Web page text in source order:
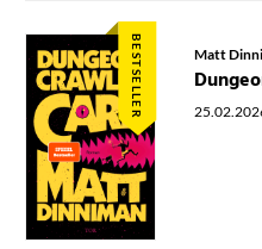
BESTSELLER Matt